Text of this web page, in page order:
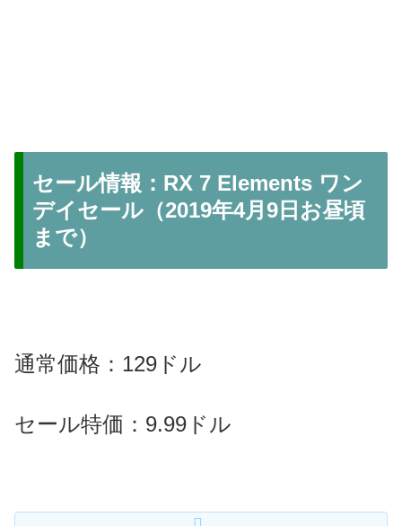
セール情報：RX 7 Elements ワン
デイセール（2019年4月9日お昼頃
まで）
通常価格：129ドル
セール特価：9.99ドル